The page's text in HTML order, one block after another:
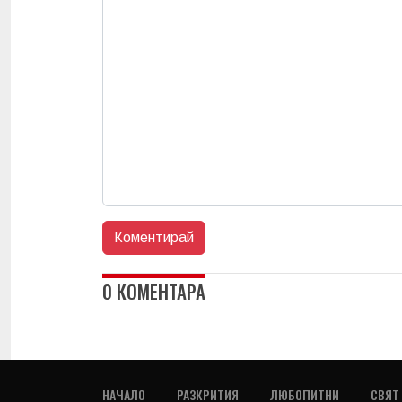
0 КОМЕНТАРА
НАЧАЛО РАЗКРИТИЯ ЛЮБОПИТНИ СВЯТ